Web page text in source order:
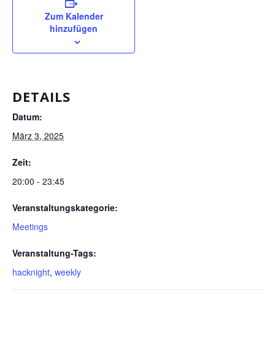
Zum Kalender
hinzufügen
DETAILS
Datum:
März 3, 2025
Zeit:
20:00 - 23:45
Veranstaltungskategorie:
Meetings
Veranstaltung-Tags:
hacknight, weekly